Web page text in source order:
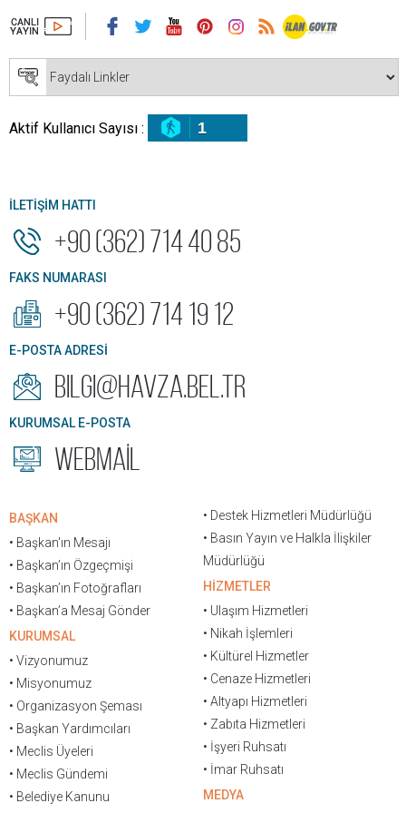
Aktif Kullanıcı Sayısı : 1
İLETİŞİM HATTI
+90 (362) 714 40 85
FAKS NUMARASI
+90 (362) 714 19 12
E-POSTA ADRESİ
bilgi@havza.bel.tr
KURUMSAL E-POSTA
WEBMAİL
BAŞKAN
• Başkan'ın Mesajı
• Başkan’ın Özgeçmişi
• Başkan’ın Fotoğrafları
• Başkan’a Mesaj Gönder
KURUMSAL
• Vizyonumuz
• Misyonumuz
• Organizasyon Şeması
• Başkan Yardımcıları
• Meclis Üyeleri
• Meclis Gündemi
• Belediye Kanunu
• Destek Hizmetleri Müdürlüğü
• Basın Yayın ve Halkla İlişkiler
Müdürlüğü
HİZMETLER
• Ulaşım Hizmetleri
• Nikah İşlemleri
• Kültürel Hizmetler
• Cenaze Hizmetleri
• Altyapı Hizmetleri
• Zabıta Hizmetleri
• İşyeri Ruhsatı
• İmar Ruhsatı
MEDYA